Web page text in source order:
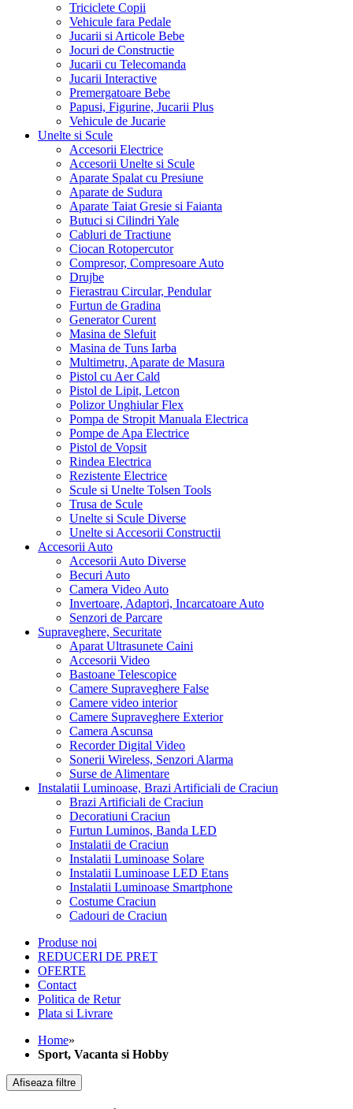
Triciclete Copii
Vehicule fara Pedale
Jucarii si Articole Bebe
Jocuri de Constructie
Jucarii cu Telecomanda
Jucarii Interactive
Premergatoare Bebe
Papusi, Figurine, Jucarii Plus
Vehicule de Jucarie
Unelte si Scule
Accesorii Electrice
Accesorii Unelte si Scule
Aparate Spalat cu Presiune
Aparate de Sudura
Aparate Taiat Gresie si Faianta
Butuci si Cilindri Yale
Cabluri de Tractiune
Ciocan Rotopercutor
Compresor, Compresoare Auto
Drujbe
Fierastrau Circular, Pendular
Furtun de Gradina
Generator Curent
Masina de Slefuit
Masina de Tuns Iarba
Multimetru, Aparate de Masura
Pistol cu Aer Cald
Pistol de Lipit, Letcon
Polizor Unghiular Flex
Pompa de Stropit Manuala Electrica
Pompe de Apa Electrice
Pistol de Vopsit
Rindea Electrica
Rezistente Electrice
Scule si Unelte Tolsen Tools
Trusa de Scule
Unelte si Scule Diverse
Unelte si Accesorii Constructii
Accesorii Auto
Accesorii Auto Diverse
Becuri Auto
Camera Video Auto
Invertoare, Adaptori, Incarcatoare Auto
Senzori de Parcare
Supraveghere, Securitate
Aparat Ultrasunete Caini
Accesorii Video
Bastoane Telescopice
Camere Supraveghere False
Camere video interior
Camere Supraveghere Exterior
Camera Ascunsa
Recorder Digital Video
Sonerii Wireless, Senzori Alarma
Surse de Alimentare
Instalatii Luminoase, Brazi Artificiali de Craciun
Brazi Artificiali de Craciun
Decoratiuni Craciun
Furtun Luminos, Banda LED
Instalatii de Craciun
Instalatii Luminoase Solare
Instalatii Luminoase LED Etans
Instalatii Luminoase Smartphone
Costume Craciun
Cadouri de Craciun
Produse noi
REDUCERI DE PRET
OFERTE
Contact
Politica de Retur
Plata si Livrare
Home»
Sport, Vacanta si Hobby
Afiseaza filtre